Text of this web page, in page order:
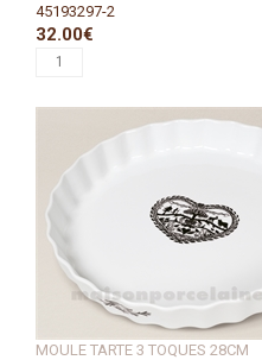
45193297-2
32.00€
MOULE TARTE 3 TOQUES 28CM